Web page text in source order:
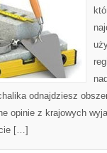
odnajdziesz
opinie z krajowych
[…]